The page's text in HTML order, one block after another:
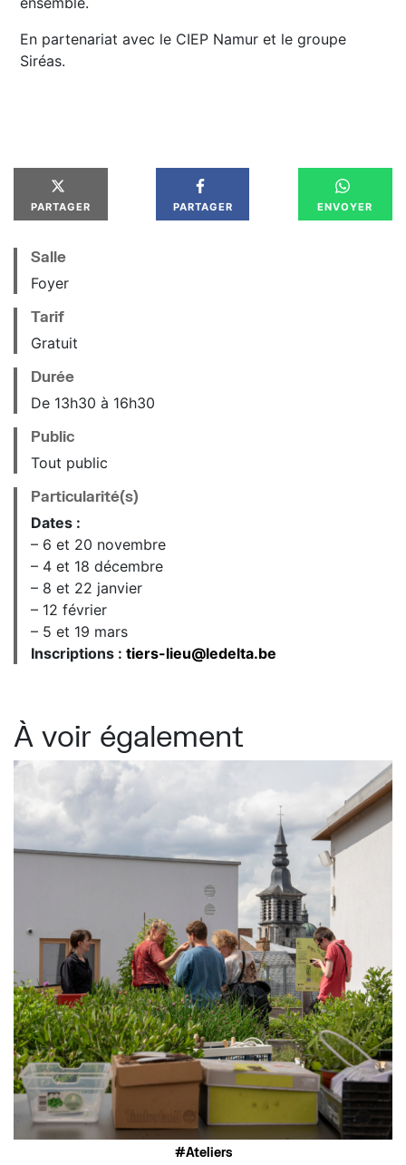
En partenariat avec le CIEP Namur et le groupe
Siréas.
PARTAGER PARTAGER ENVOYER
Salle
Foyer
Tarif
Gratuit
Durée
De 13h30 à 16h30
Public
Tout public
Particularité(s)
Dates :
– 6 et 20 novembre
– 4 et 18 décembre
– 8 et 22 janvier
– 12 février
– 5 et 19 mars
Inscriptions : tiers-lieu@ledelta.be
À voir également
Ateliers